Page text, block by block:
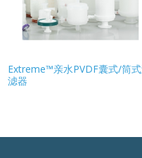
Extreme™亲水PVDF囊式/筒
滤器